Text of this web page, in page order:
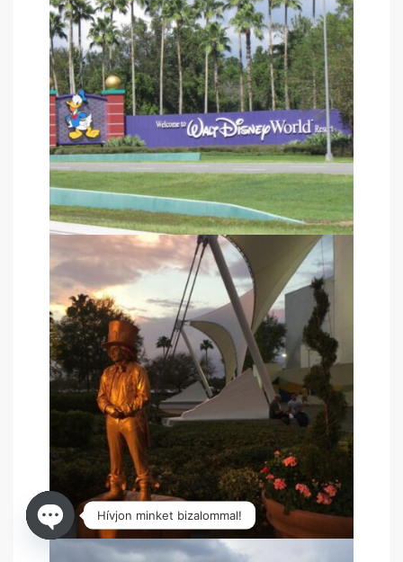
Hívjon minket bizalommal!
Open chaty